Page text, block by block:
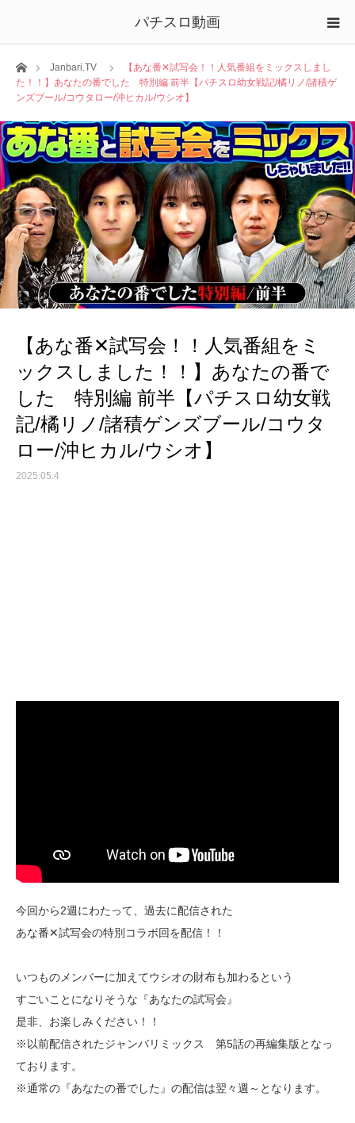
パチスロ動画
ホームJanbari.TV
【あな番✕試写会！！人気番組をミックスしまし
た！！】あなたの番でした 特別編 前半【パチスロ幼女戦記/橘リノ/諸積ゲ
ンズブール/コウタロー/沖ヒカル/ウシオ】
【あな番✕試写会！！人気番組をミ
ックスしました！！】あなたの番で
した 特別編 前半【パチスロ幼女戦
記/橘リノ/諸積ゲンズブール/コウタ
ロー/沖ヒカル/ウシオ】
2025.05.4
今回から2週にわたって、過去に配信された
あな番✕試写会の特別コラボ回を配信！！
いつものメンバーに加えてウシオの財布も加わるという
すごいことになりそうな『あなたの試写会』
是非、お楽しみください！！
※以前配信されたジャンバリミックス 第5話の再編集版となっ
ております。
※通常の『あなたの番でした』の配信は翌々週～となります。